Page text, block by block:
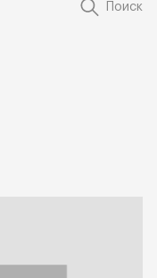
Поиск